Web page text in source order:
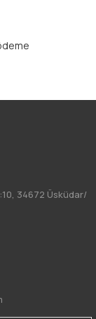
34672 Üsküdar/